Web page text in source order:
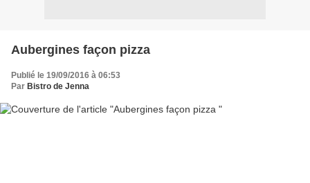
Aubergines façon pizza
Publié le 19/09/2016 à 06:53
Par Bistro de Jenna